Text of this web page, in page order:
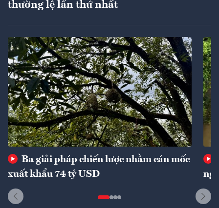
thường lệ lần thứ nhất
Ba giải pháp chiến lược nhằm cán mốc
xuất khẩu 74 tỷ USD